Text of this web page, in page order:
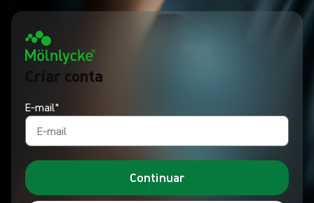
Criar conta
E‑mail*
Continuar